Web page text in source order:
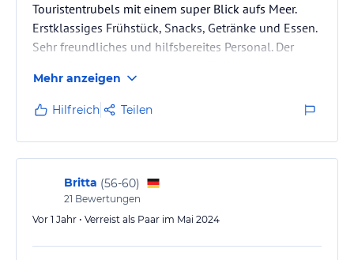
Touristentrubels mit einem super Blick aufs Meer.
Erstklassiges Frühstück, Snacks, Getränke und Essen.
Sehr freundliches und hilfsbereites Personal. Der
zum Bahnen ziehen (wir wollten sowieso wandern).
Ist aber bis auf ein paar hineingefallene Blätter von
neben stehenden Bäumen absolut sauber so wie das
gesamte Hotel. Es gibt einen mit Schranke
gesicherten Parkplatz beim Hotel. Anfahrt unbedingt
von der Küstenstraße ER101…
Mehr anzeigen
Hilfreich Teilen
Britta (56-60)
21 Bewertungen
Vor 1 Jahr • Verreist als Paar im Mai 2024